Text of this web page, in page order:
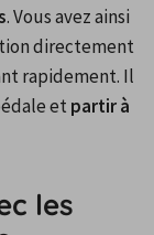
. Vous avez ainsi
directement
rapidement. Il
et partir à
les